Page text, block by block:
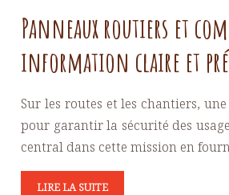
Panneaux routiers et
information claire et
Sur les routes et les chantiers,
pour garantir la sécurité des
central dans cette mission en
LIRE LA SUITE